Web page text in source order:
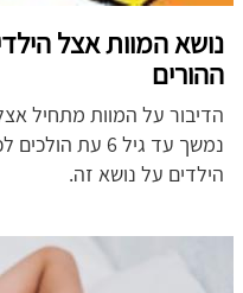
נושא המוות אצל
ההורים
נמשך עד גיל 6
הילדים על נושא זה.